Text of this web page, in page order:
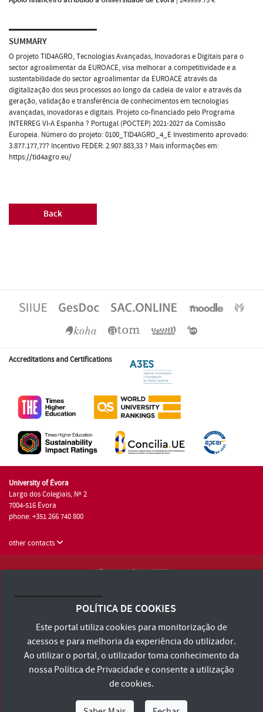
SUMMARY
O projeto TID4AGRO, Tecnologias Avançadas, Inovadoras e Digitais para o
sector agroalimentar da EUROACE, visa melhorar a competitividade e a
sustentabilidade do sector agroalimentar da EUROACE através da
digitalização dos seus processos ao longo da cadeia de valor e através da
geração, validação e transferência de conhecimentos em tecnologias
avançadas, inovadoras e digitais. Projeto co-financiado pelo Programa
INTERREG VI-A Espanha ? Portugal (POCTEP) 2021-2027 da Comissão
Europeia. Número do projeto: 0100_TID4AGRO_4_E Investimento aprovado:
3.877.177,77? Incentivo FEDER: 2.907.883,33 ? Mais informações em:
https://tid4agro.eu/
Back
Accreditations and Certifications
University of Évora
Largo dos Colegiais, Nº 2
7004-516 Évora
phone: +351 266 740 800
other contacts
Terms and Conditions and Privacy Policy
Accessibility Statement
POLÍTICA DE COOKIES
Este portal utiliza cookies para monitorização de
acessos e para melhoria da experiência do utilizador.
Ao utilizar o portal, o utilizador toma conhecimento da
nossa Política de Privacidadee consente a utilização
de cookies.